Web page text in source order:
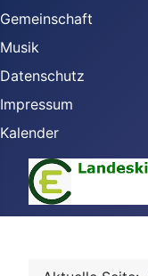
Gemeinschaft
Musik
Datenschutz
Impressum
Kalender